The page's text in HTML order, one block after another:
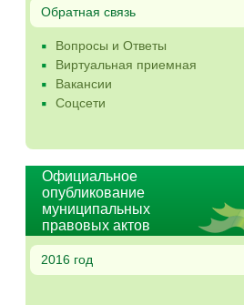
Обратная связь
Вопросы и Ответы
Виртуальная приемная
Вакансии
Соцсети
Официальное
опубликование
муниципальных
правовых актов
2016 год